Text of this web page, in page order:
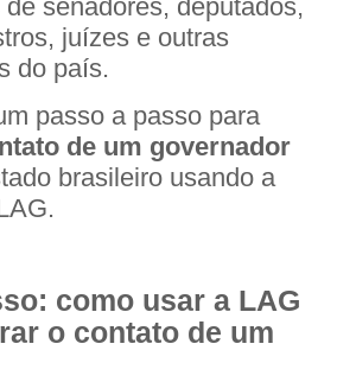
senadores, deputados,
juízes e outras
do país.
passo a passo para
de um governador
brasileiro usando a
como usar a LAG
o contato de um